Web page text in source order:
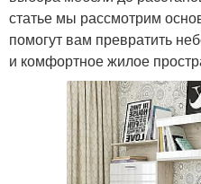
статье мы рассмотрим
помогут вам превратить
и комфортное жилое